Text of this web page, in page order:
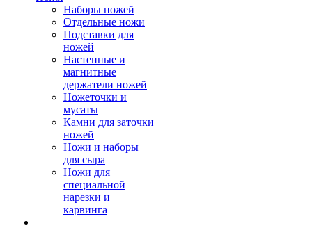
Наборы ножей
Отдельные ножи
Подставки для
ножей
Настенные и
магнитные
держатели ножей
Ножеточки и
мусаты
Камни для заточки
ножей
Ножи и наборы
для сыра
Ножи для
специальной
нарезки и
карвинга